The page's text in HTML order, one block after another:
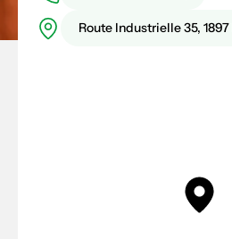
Route Industrielle 35,